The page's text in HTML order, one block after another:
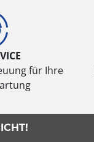
für Ihre